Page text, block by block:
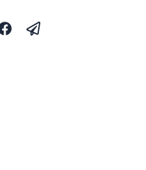
F
a
P
a